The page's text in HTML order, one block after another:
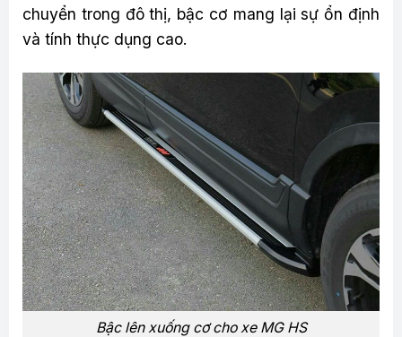
chuyển trong đô thị, bậc cơ mang lại sự ổn định
và tính thực dụng cao.
Bậc lên xuống cơ cho xe MG HS